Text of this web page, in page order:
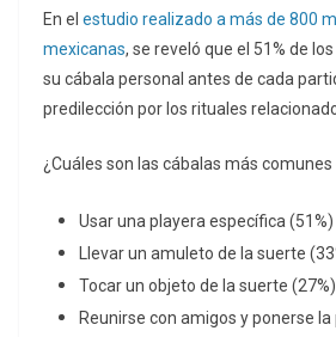
En el estudio realizado a más de 800
mexicanas, se reveló que el 51% de
su cábala personal antes de cada
predilección por los rituales
¿Cuáles son las cábalas más comunes
Usar una playera específica (51%)
Llevar un amuleto de la suerte
Tocar un objeto de la suerte (27%)
Reunirse con amigos y ponerse la